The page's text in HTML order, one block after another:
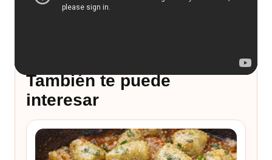
También te puede
interesar